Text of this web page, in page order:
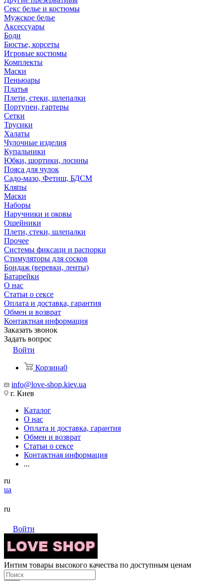
Секс белье и костюмы
Мужское белье
Аксессуары
Боди
Бюстье, корсеты
Игровые костюмы
Комплекты
Маски
Пеньюары
Платья
Плети, стеки, шлепалки
Портупеи, гартеры
Сетки
Трусики
Халаты
Чулочные изделия
Купальники
Юбки, шортики, лосины
Пояса для чулок
Садо-мазо, Фетиш, БДСМ
Кляпы
Маски
Наборы
Наручники и оковы
Ошейники
Плети, стеки, шлепалки
Прочее
Системы фиксаци и распорки
Стимуляторы для сосков
Бондаж (веревки, ленты)
Батарейки
О нас
Статьи о сексе
Оплата и доставка, гарантия
Обмен и возврат
Контактная информация
Заказать звонок
Задать вопрос
Войти
Корзина0
info@love-shop.kiev.ua
г. Киев
Каталог
О нас
Оплата и доставка, гарантия
Обмен и возврат
Статьи о сексе
Контактная информация
...
ru
ua
ru
Войти
Интим товары высокого качества по доступным ценам